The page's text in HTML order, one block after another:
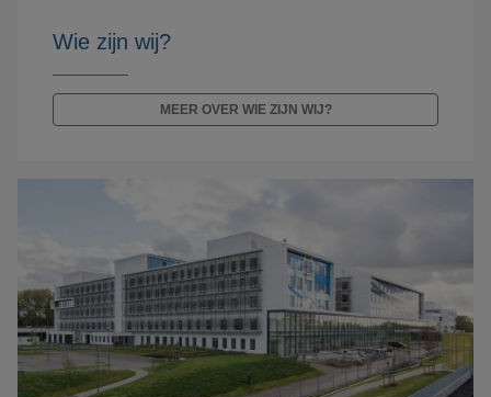
Wie zijn wij?
MEER OVER WIE ZIJN WIJ?